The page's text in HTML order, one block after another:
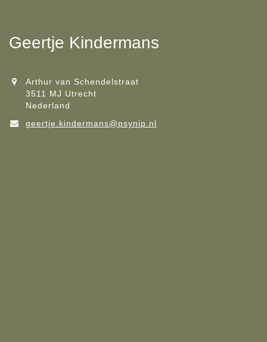
Geertje Kindermans
Arthur van Schendelstraat
3511 MJ Utrecht
Nederland
geertje.kindermans@psynip.nl